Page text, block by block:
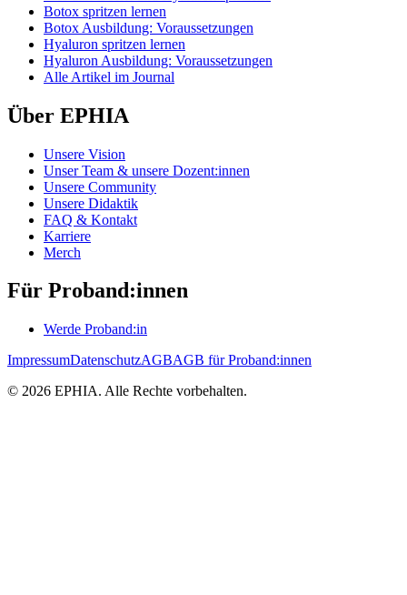
Botox spritzen lernen
Botox Ausbildung: Voraussetzungen
Hyaluron spritzen lernen
Hyaluron Ausbildung: Voraussetzungen
Alle Artikel im Journal
Über EPHIA
Unsere Vision
Unser Team & unsere Dozent:innen
Unsere Community
Unsere Didaktik
FAQ & Kontakt
Karriere
Merch
Für Proband:innen
Werde Proband:in
ImpressumDatenschutzAGBAGB für Proband:innen
© 2026 EPHIA. Alle Rechte vorbehalten.